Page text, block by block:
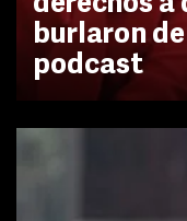
burlaron
podcast